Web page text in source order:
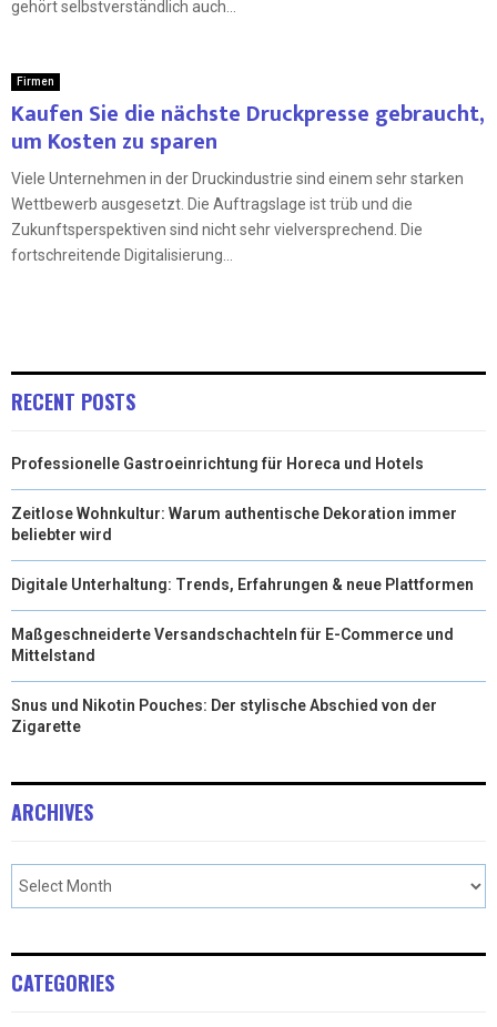
gehört selbstverständlich auch...
Firmen
Kaufen Sie die nächste Druckpresse gebraucht,
um Kosten zu sparen
Viele Unternehmen in der Druckindustrie sind einem sehr starken
Wettbewerb ausgesetzt. Die Auftragslage ist trüb und die
Zukunftsperspektiven sind nicht sehr vielversprechend. Die
fortschreitende Digitalisierung...
RECENT POSTS
Professionelle Gastroeinrichtung für Horeca und Hotels
Zeitlose Wohnkultur: Warum authentische Dekoration immer
beliebter wird
Digitale Unterhaltung: Trends, Erfahrungen & neue Plattformen
Maßgeschneiderte Versandschachteln für E-Commerce und
Mittelstand
Snus und Nikotin Pouches: Der stylische Abschied von der
Zigarette
ARCHIVES
CATEGORIES